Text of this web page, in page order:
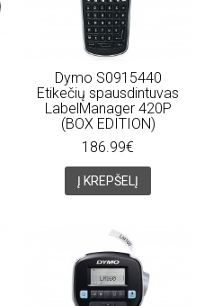
Dymo S0915440
Etikečių spausdintuvas
LabelManager 420P
(BOX EDITION)
186.99€
Į KREPŠELĮ